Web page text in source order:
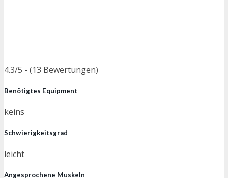
4.3/5 - (13 Bewertungen)
Benötigtes Equipment
keins
Schwierigkeitsgrad
leicht
Angesprochene Muskeln